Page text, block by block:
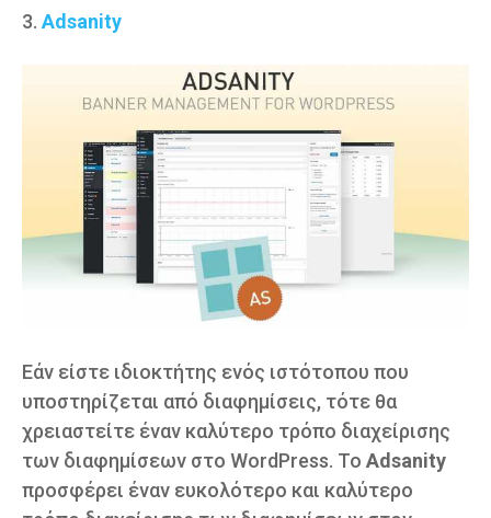
3. Adsanity
Εάν είστε ιδιοκτήτης ενός ιστότοπου που
υποστηρίζεται από διαφημίσεις, τότε θα
χρειαστείτε έναν καλύτερο τρόπο διαχείρισης
των διαφημίσεων στο WordPress. Το Adsanity
προσφέρει έναν ευκολότερο και καλύτερο